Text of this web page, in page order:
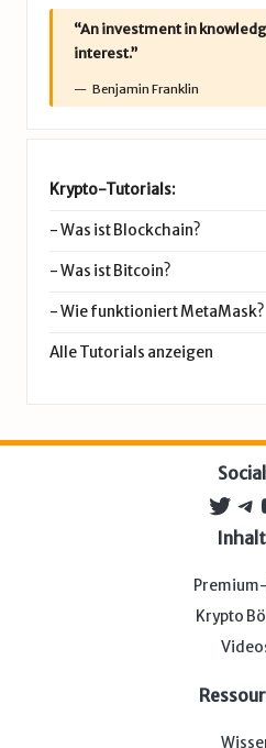
“An investment in
interest.”
Benjamin Franklin
Krypto-Tutorials:
-Was ist Blockchain?
-Was ist Bitcoin?
-Wie funktioniert MetaMask?
Alle Tutorials anzeigen
Krypto